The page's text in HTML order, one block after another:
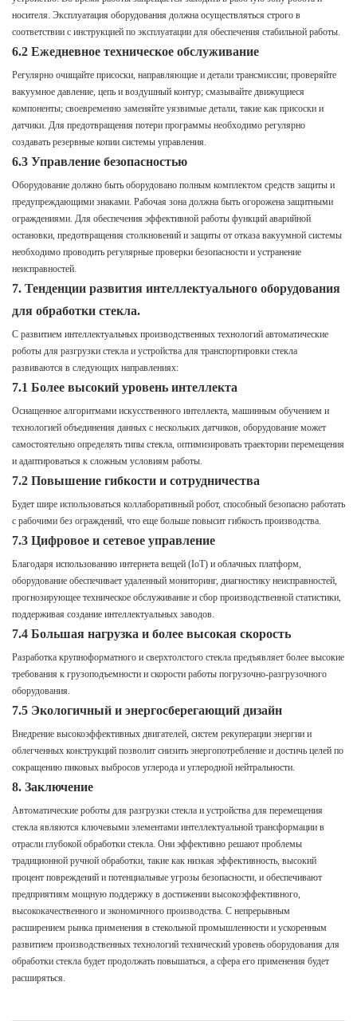
носителя. Эксплуатация оборудования должна осуществляться строго в
соответствии с инструкцией по эксплуатации для обеспечения стабильной работы.
6.2 Ежедневное техническое обслуживание
Регулярно очищайте присоски, направляющие и детали трансмиссии; проверяйте
вакуумное давление, цепь и воздушный контур; смазывайте движущиеся
компоненты; своевременно заменяйте уязвимые детали, такие как присоски и
датчики. Для предотвращения потери программы необходимо регулярно
создавать резервные копии системы управления.
6.3 Управление безопасностью
Оборудование должно быть оборудовано полным комплектом средств защиты и
предупреждающими знаками. Рабочая зона должна быть огорожена защитными
ограждениями. Для обеспечения эффективной работы функций аварийной
остановки, предотвращения столкновений и защиты от отказа вакуумной системы
необходимо проводить регулярные проверки безопасности и устранение
неисправностей.
7. Тенденции развития интеллектуального оборудования
для обработки стекла.
С развитием интеллектуальных производственных технологий автоматические
роботы для разгрузки стекла и устройства для транспортировки стекла
развиваются в следующих направлениях:
7.1 Более высокий уровень интеллекта
Оснащенное алгоритмами искусственного интеллекта, машинным обучением и
технологией объединения данных с нескольких датчиков, оборудование может
самостоятельно определять типы стекла, оптимизировать траектории перемещения
и адаптироваться к сложным условиям работы.
7.2 Повышение гибкости и сотрудничества
Будет шире использоваться коллаборативный робот, способный безопасно работать
с рабочими без ограждений, что еще больше повысит гибкость производства.
7.3 Цифровое и сетевое управление
Благодаря использованию интернета вещей (IoT) и облачных платформ,
оборудование обеспечивает удаленный мониторинг, диагностику неисправностей,
прогнозирующее техническое обслуживание и сбор производственной статистики,
поддерживая создание интеллектуальных заводов.
7.4 Большая нагрузка и более высокая скорость
Разработка крупноформатного и сверхтолстого стекла предъявляет более высокие
требования к грузоподъемности и скорости работы погрузочно-разгрузочного
оборудования.
7.5 Экологичный и энергосберегающий дизайн
Внедрение высокоэффективных двигателей, систем рекуперации энергии и
облегченных конструкций позволит снизить энергопотребление и достичь целей по
сокращению пиковых выбросов углерода и углеродной нейтральности.
8. Заключение
Автоматические роботы для разгрузки стекла и устройства для перемещения
стекла являются ключевыми элементами интеллектуальной трансформации в
отрасли глубокой обработки стекла. Они эффективно решают проблемы
традиционной ручной обработки, такие как низкая эффективность, высокий
процент повреждений и потенциальные угрозы безопасности, и обеспечивают
предприятиям мощную поддержку в достижении высокоэффективного,
высококачественного и экономичного производства. С непрерывным
расширением рынка применения в стекольной промышленности и ускоренным
развитием производственных технологий технический уровень оборудования для
обработки стекла будет продолжать повышаться, а сфера его применения будет
расширяться.